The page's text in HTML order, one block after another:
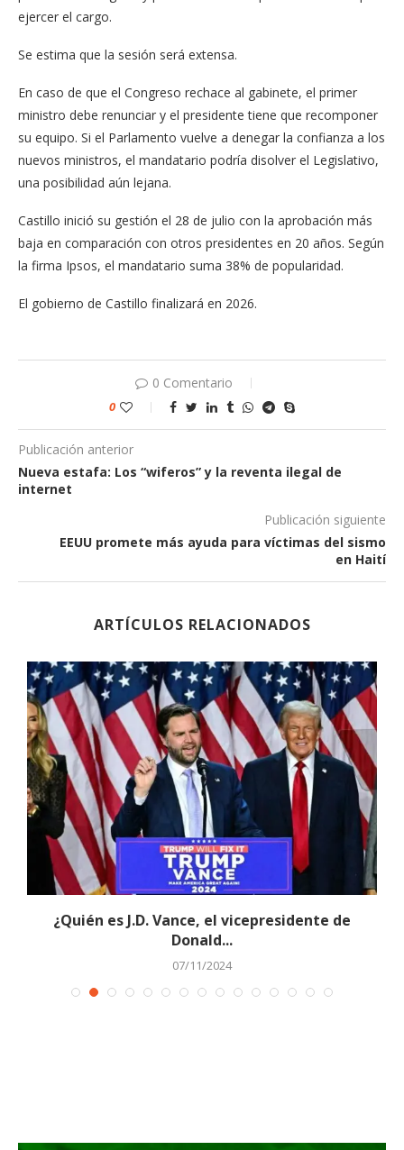
ejercer el cargo.
Se estima que la sesión será extensa.
En caso de que el Congreso rechace al gabinete, el primer
ministro debe renunciar y el presidente tiene que recomponer
su equipo. Si el Parlamento vuelve a denegar la confianza a los
nuevos ministros, el mandatario podría disolver el Legislativo,
una posibilidad aún lejana.
Castillo inició su gestión el 28 de julio con la aprobación más
baja en comparación con otros presidentes en 20 años. Según
la firma Ipsos, el mandatario suma 38% de popularidad.
El gobierno de Castillo finalizará en 2026.
0 Comentario
0
Publicación anterior
Nueva estafa: Los “wiferos” y la reventa ilegal de
internet
Publicación siguiente
EEUU promete más ayuda para víctimas del sismo
en Haití
ARTÍCULOS RELACIONADOS
¿Quién es J.D. Vance, el vicepresidente de
Donald...
07/11/2024